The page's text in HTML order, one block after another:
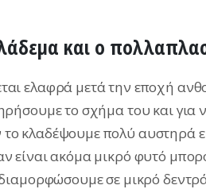
και ο
ελαφρά μετά την εποχή
το σχήμα του και
κλαδέψουμε πολύ αυστηρά
είναι ακόμα μικρό φυτό
σε μικρό